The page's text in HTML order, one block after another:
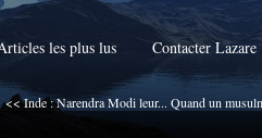
les plus lus Contacter Lazare
<< Inde : Narendra Modi leur... Quand un